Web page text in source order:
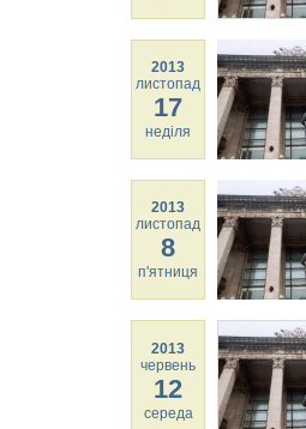
2013
листопад
17
неділя
2013
листопад
8
п'ятниця
2013
червень
12
середа